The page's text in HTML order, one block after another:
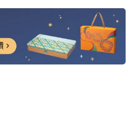
父親節限定
生日星禮物